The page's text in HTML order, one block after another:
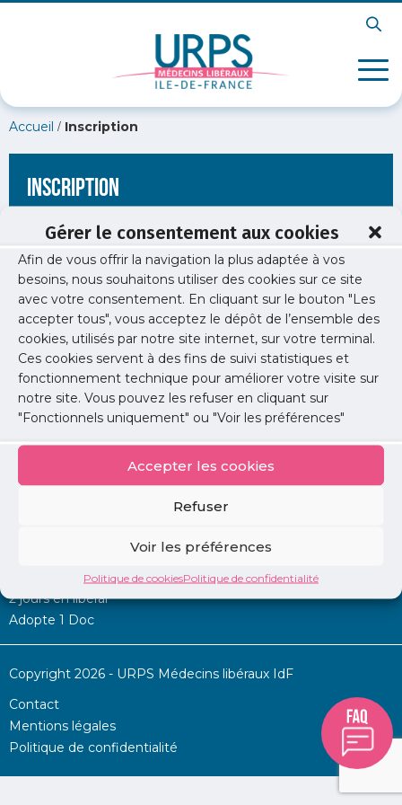
Gérer le consentement aux cookies
Afin de vous offrir la navigation la plus adaptée à vos
besoins, nous souhaitons utiliser des cookies sur ce site
avec votre consentement. En cliquant sur le bouton "Les
accepter tous", vous acceptez le dépôt de l’ensemble des
cookies, utilisés par notre site internet, sur votre terminal.
Ces cookies servent à des fins de suivi statistiques et
fonctionnement technique pour améliorer votre visite sur
notre site. Vous pouvez les refuser en cliquant sur
"Fonctionnels uniquement" ou "Voir les préférences"
Accepter les cookies
Refuser
Voir les préférences
Politique de cookiesPolitique de confidentialité
Accueil / Inscription
Inscription
[wppb-register form_name="inscription"
redirect_url="https://www.urps-med-idf.org/elu/dr-arnaud-
saada/"]
Permanence d’aide à l’installation
2 jours en libéral
Adopte 1 Doc
Copyright 2026 - URPS Médecins libéraux IdF
Contact
Mentions légales
Politique de confidentialité